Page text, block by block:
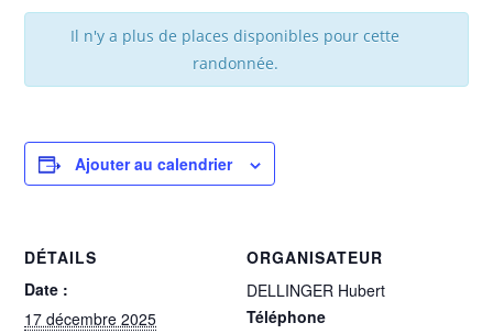
Il n'y a plus de places disponibles pour cette
randonnée.
Ajouter au calendrier
DÉTAILS
Date :
17 décembre 2025
ORGANISATEUR
DELLINGER Hubert
Téléphone